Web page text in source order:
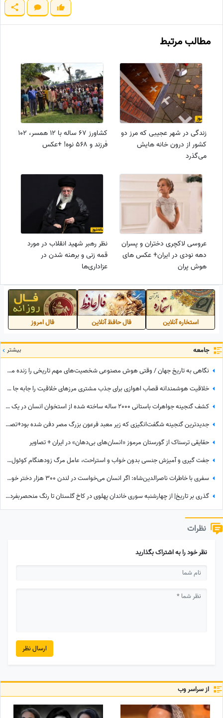
مطالب مرتبط
زندگی در شهر عجیبی که مرز دو
کشور از درون خانه هایش
می‌گذرد
کشاورز 67 ساله با ۱۲ همسر، ۱۰۲
فرزند و ۵۶۸ نوه! +عکس
عروسی لاکچری دختران و پسران
دهه نودی در ایران+ عکس های
هوش پران
نظر رهبر شهید انقلاب در مورد
قمه زنی و برهنه شدن در
عزاداری‌ها
استخاره آنلاین فال حافظ آنلاین فال امروز
جامعه بیشتر
نگاهی به تاریخ جهان / وقتی هوش مصنوعی شخصیت‌های مهم تاریخی را زنده می‌کند؛ از ملکه نفرتیتی و ویکتوریا تا اسکندر مقدونی و چنگیزخان + ویدئو
خلاقیت هوشمندانه قصاب اهوازی برای جذب مشتری مرزهای خلاقیت را جابه جا کرد/ مغزشو باید طلا گرفت +عکس
کشف گنجینه جواهرات باستانی 2000 ساله ساخته شده از استخوان انسان در یک قصر مجلل+عکس
جدیدترین گنجینه شگفت‌انگیزی که زیر معبد فرعون بزرگ مصر دفن شده بود+تصاویر/ معبد فراعنه بعد از هر اکتشاف حیرت‌انگیزتر میشه
حقایقی ترسناک از گورستان مرموز «انسان‌های بی‌دهان» در ایران + تصاویر
جفت گیری و آمیزش جنسی بدون خواب و استراحت، عامل مرگ زودهنگام کوئول‌ها! +عکس
سفری با خاطرات ناصرالدین‌شاه: اگر انسان می‌خواست در لندن 300 هزار دختر خوشگل منتخب می‌کرد، خیلی اوضاع غریبی بود/ خیلی خیلی تماشا کردیم
گذری بر تاریخ| از چهارشنبه سوری خاندان پهلوی در کاخ گلستان تا رنگ منحصربفرد شورولت کوروت 1979 در محله در گیشا، 60 سال پیش
نظرات
نظر خود را به اشتراک بگذارید
ارسال نظر
از سراسر وب